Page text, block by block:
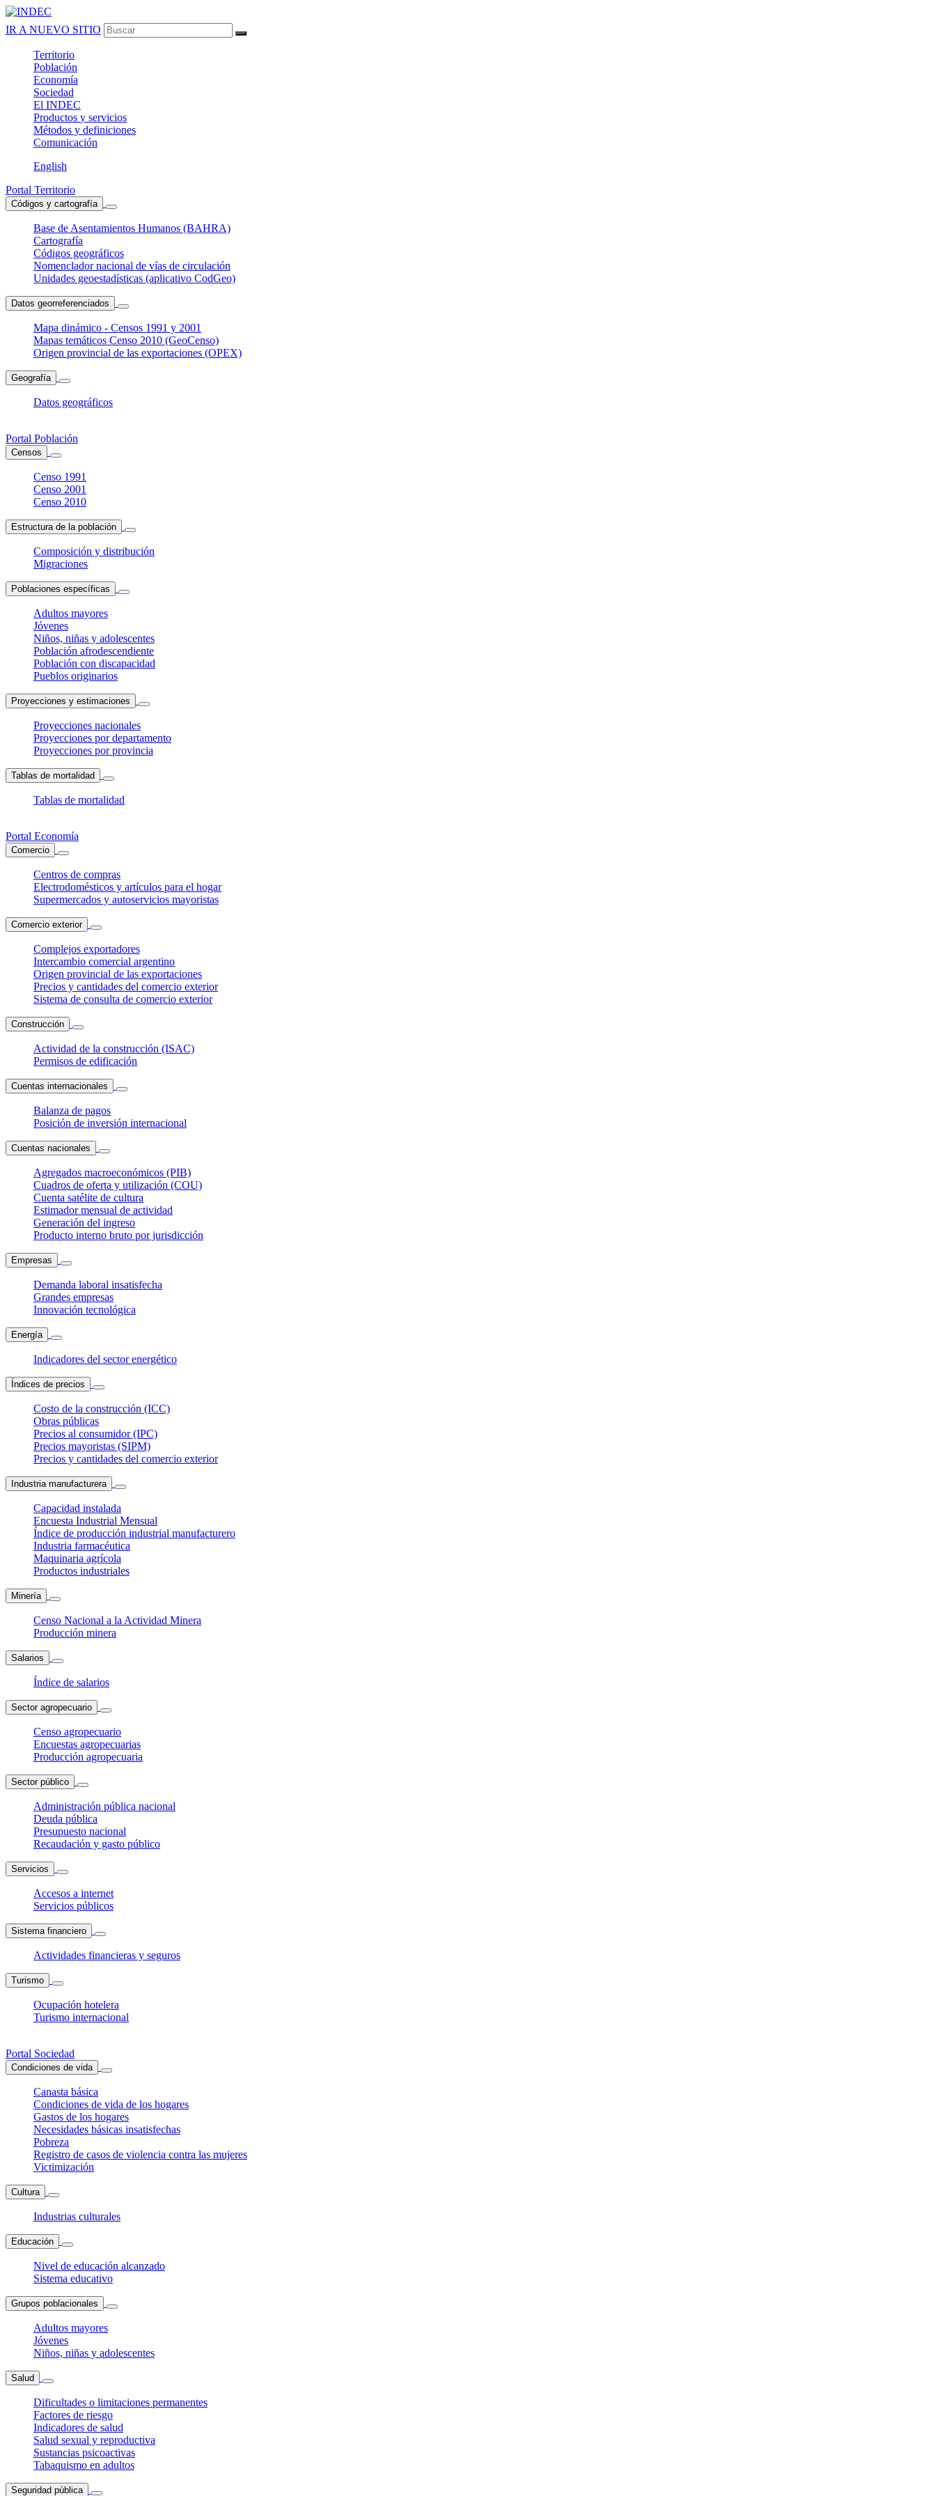
IR A NUEVO SITIO
Territorio
Población
Economía
Sociedad
El INDEC
Productos y servicios
Métodos y definiciones
Comunicación
English
Portal Territorio
Códigos y cartografía
Base de Asentamientos Humanos (BAHRA)
Cartografía
Códigos geográficos
Nomenclador nacional de vías de circulación
Unidades geoestadísticas (aplicativo CodGeo)
Datos georreferenciados
Mapa dinámico - Censos 1991 y 2001
Mapas temáticos Censo 2010 (GeoCenso)
Origen provincial de las exportaciones (OPEX)
Geografía
Datos geográficos
Portal Población
Censos
Censo 1991
Censo 2001
Censo 2010
Estructura de la población
Composición y distribución
Migraciones
Poblaciones específicas
Adultos mayores
Jóvenes
Niños, niñas y adolescentes
Población afrodescendiente
Población con discapacidad
Pueblos originarios
Proyecciones y estimaciones
Proyecciones nacionales
Proyecciones por departamento
Proyecciones por provincia
Tablas de mortalidad
Tablas de mortalidad
Portal Economía
Comercio
Centros de compras
Electrodomésticos y artículos para el hogar
Supermercados y autoservicios mayoristas
Comercio exterior
Complejos exportadores
Intercambio comercial argentino
Origen provincial de las exportaciones
Precios y cantidades del comercio exterior
Sistema de consulta de comercio exterior
Construcción
Actividad de la construcción (ISAC)
Permisos de edificación
Cuentas internacionales
Balanza de pagos
Posición de inversión internacional
Cuentas nacionales
Agregados macroeconómicos (PIB)
Cuadros de oferta y utilización (COU)
Cuenta satélite de cultura
Estimador mensual de actividad
Generación del ingreso
Producto interno bruto por jurisdicción
Empresas
Demanda laboral insatisfecha
Grandes empresas
Innovación tecnológica
Energía
Indicadores del sector energético
Índices de precios
Costo de la construcción (ICC)
Obras públicas
Precios al consumidor (IPC)
Precios mayoristas (SIPM)
Precios y cantidades del comercio exterior
Industria manufacturera
Capacidad instalada
Encuesta Industrial Mensual
Índice de producción industrial manufacturero
Industria farmacéutica
Maquinaria agrícola
Productos industriales
Minería
Censo Nacional a la Actividad Minera
Producción minera
Salarios
Índice de salarios
Sector agropecuario
Censo agropecuario
Encuestas agropecuarias
Producción agropecuaria
Sector público
Administración pública nacional
Deuda pública
Presupuesto nacional
Recaudación y gasto público
Servicios
Accesos a internet
Servicios públicos
Sistema financiero
Actividades financieras y seguros
Turismo
Ocupación hotelera
Turismo internacional
Portal Sociedad
Condiciones de vida
Canasta básica
Condiciones de vida de los hogares
Gastos de los hogares
Necesidades básicas insatisfechas
Pobreza
Registro de casos de violencia contra las mujeres
Victimización
Cultura
Industrias culturales
Educación
Nivel de educación alcanzado
Sistema educativo
Grupos poblacionales
Adultos mayores
Jóvenes
Niños, niñas y adolescentes
Salud
Dificultades o limitaciones permanentes
Factores de riesgo
Indicadores de salud
Salud sexual y reproductiva
Sustancias psicoactivas
Tabaquismo en adultos
Seguridad pública